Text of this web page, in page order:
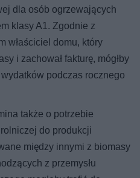
dla osób ogrzewających
klasy A1. Zgodnie z
właściciel domu, który
i zachował fakturę, mógłby
podczas rocznego
także o potrzebie
do produkcji
między innymi z biomasy
z przemysłu